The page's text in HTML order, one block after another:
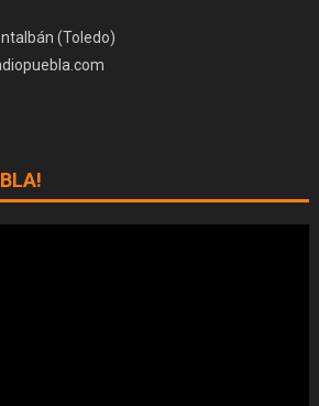
(Toledo)